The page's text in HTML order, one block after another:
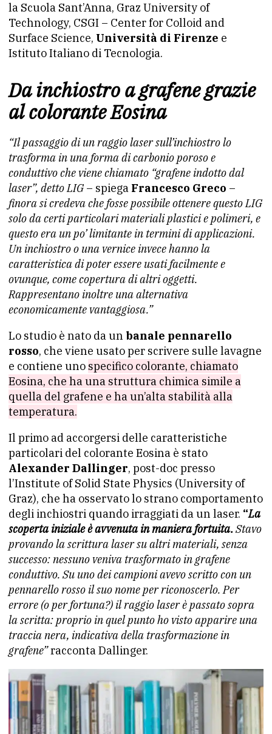
la Scuola Sant’Anna, Graz University of
Technology, CSGI – Center for Colloid and
Surface Science, Università di Firenze e
Istituto Italiano di Tecnologia.
Da inchiostro a grafene grazie
al colorante Eosina
“Il passaggio di un raggio laser sull’inchiostro lo
trasforma in una forma di carbonio poroso e
conduttivo che viene chiamato “grafene indotto dal
laser”, detto LIG – spiega Francesco Greco –
finora si credeva che fosse possibile ottenere questo LIG
solo da certi particolari materiali plastici e polimeri, e
questo era un po’ limitante in termini di applicazioni.
Un inchiostro o una vernice invece hanno la
caratteristica di poter essere usati facilmente e
ovunque, come copertura di altri oggetti.
Rappresentano inoltre una alternativa
economicamente vantaggiosa.”
Lo studio è nato da un banale pennarello
rosso, che viene usato per scrivere sulle lavagne
e contiene uno specifico colorante, chiamato
Eosina, che ha una struttura chimica simile a
quella del grafene e ha un’alta stabilità alla
temperatura.
Il primo ad accorgersi delle caratteristiche
particolari del colorante Eosina è stato
Alexander Dallinger, post-doc presso
l’Institute of Solid State Physics (University of
Graz), che ha osservato lo strano comportamento
degli inchiostri quando irraggiati da un laser. “La
scoperta iniziale è avvenuta in maniera fortuita.Stavo
provando la scrittura laser su altri materiali, senza
successo: nessuno veniva trasformato in grafene
conduttivo. Su uno dei campioni avevo scritto con un
pennarello rosso il suo nome per riconoscerlo. Per
errore (o per fortuna?) il raggio laser è passato sopra
la scritta: proprio in quel punto ho visto apparire una
traccia nera, indicativa della trasformazione in
grafene”racconta Dallinger.